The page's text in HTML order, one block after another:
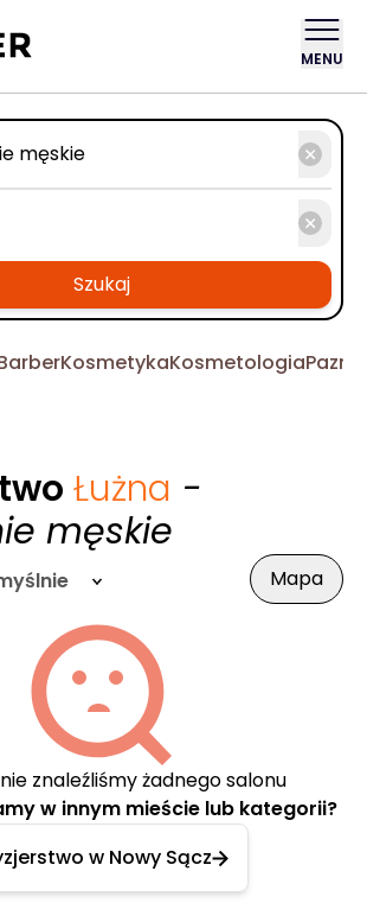
MENU
Szukaj
KosmetykaKosmetologia
Łużna -
męskie
Mapa
znaleźliśmy żadnego salonu
w innym mieście lub kategorii?
w Nowy Sącz